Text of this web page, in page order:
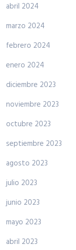
abril 2024
marzo 2024
febrero 2024
enero 2024
diciembre 2023
noviembre 2023
octubre 2023
septiembre 2023
agosto 2023
julio 2023
junio 2023
mayo 2023
abril 2023